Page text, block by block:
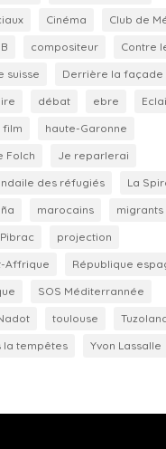
Cinéma
Club de
compositeur
Contre
suisse
Derrière la façade
débat ebre
film
haute-Garonne
Folch
Je reparlerai
des réfugiés
La
marocains migrants
Pibrac
projection
Affrique
République
SOS Méditerrannée
toulouse
la tempêtes
Yvon Lassalle